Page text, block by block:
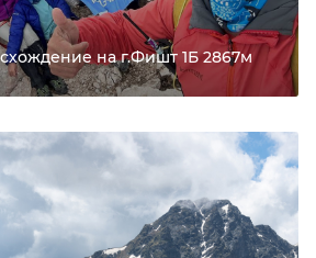
на г.Фишт 1Б 2867м